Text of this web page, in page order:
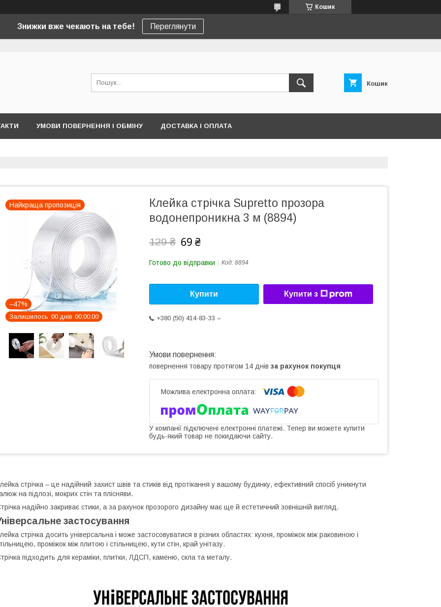
Кошик
Знижки вже чекають на тебе! Переглянути
Кошик
УМОВИ ПОВЕРНЕННЯ І ОБМІНУ ДОСТАВКА І ОПЛАТА
Найкраща пропозиція
–47%
Залишилось 00 днів 00 00 00
Клейка стрічка Supretto прозора
водонепроникна 3 м (8894)
129 ₴ 69 ₴
Готово до відправки Код: 8894
Купити Купити з
+380 (50) 414-83-33
повернення товару протягом 14 днів за рахунок покупця
У компанії підключені електронні платежі. Тепер ви можете купити
будь-який товар не покидаючи сайту.
стрічка – це надійний захист швів та стиків від протікання у вашому будинку, ефективний спосіб уникнути
на підлозі, мокрих стін та плісняви.
надійно закриває стики, а за рахунок прозорого дизайну має ще й естетичний зовнішній вигляд.
застосування
стрічка досить універсальна і може застосовуватися в різних областях: кухня, проміжок між раковиною і
проміжок між плитою і стільницею, кути стін, край унітазу.
підходить для кераміки, плитки, ЛДСП, каменю, скла та металу.